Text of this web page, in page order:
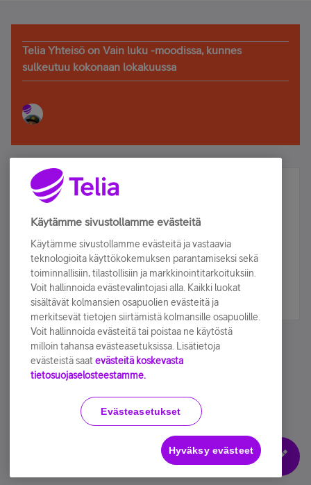
Telia Yhteisö on Vain luku -moodissa, kunnes
sulkeutuu kokonaan lokakuussa
Älä jää paitsi – osallistu ja voita!
Tilaa Telian uutiskirje ja olet mukana arvonnassa.
sähköpostiisi.
Tilaa nyt
Käyttöehdot Accessibility statement
Evästeasetukset
Käytämme sivustollamme evästeitä
Käytämme sivustollamme evästeitä ja vastaavia
teknologioita käyttökokemuksen parantamiseksi sekä
toiminnallisiin, tilastollisiin ja markkinointitarkoituksiin.
Voit hallinnoida evästevalintojasi alla. Kaikki luokat
sisältävät kolmansien osapuolien evästeitä ja
merkitsevät tietojen siirtämistä kolmansille osapuolille.
Voit hallinnoida evästeitä tai poistaa ne käytöstä
milloin tahansa evästeasetuksissa. Lisätietoja
evästeistä saat evästeitä koskevasta
tietosuojaselosteestamme.
Evästeasetukset
Hyväksy evästeet